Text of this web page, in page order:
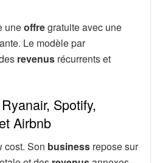
uneoffregratuite avec une
Le modèle par
revenus récurrents et
Spotify,
Airbnb
cost. Son business repose sur